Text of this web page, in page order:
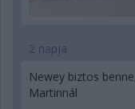
2 napja
Newey biztos
Martinnál